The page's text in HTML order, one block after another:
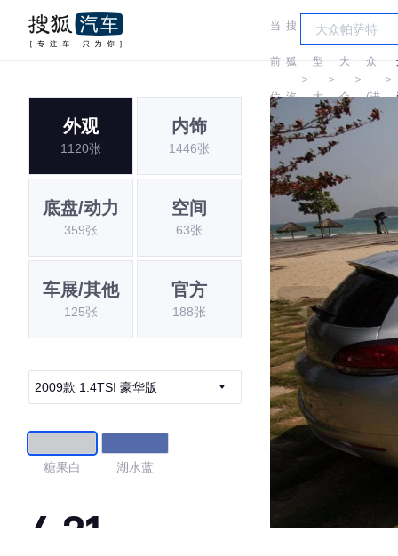
当
前
位
置:
搜
狐
汽
车
＞
车
型
大
全
＞
大
众
＞
大
众
(进
＞
外观
1120张
内饰
1446张
底盘/动力
359张
空间
63张
车展/其他
125张
官方
188张
2009款 1.4TSI 豪华版
糖果白 湖水蓝
4.31